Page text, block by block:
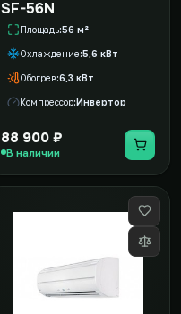
SF-56N
Площадь 56 м²
Охлаждение 5,6 кВт
Обогрев 6,3 кВт
Компрессор Инвертор
88 900 ₽
В наличии